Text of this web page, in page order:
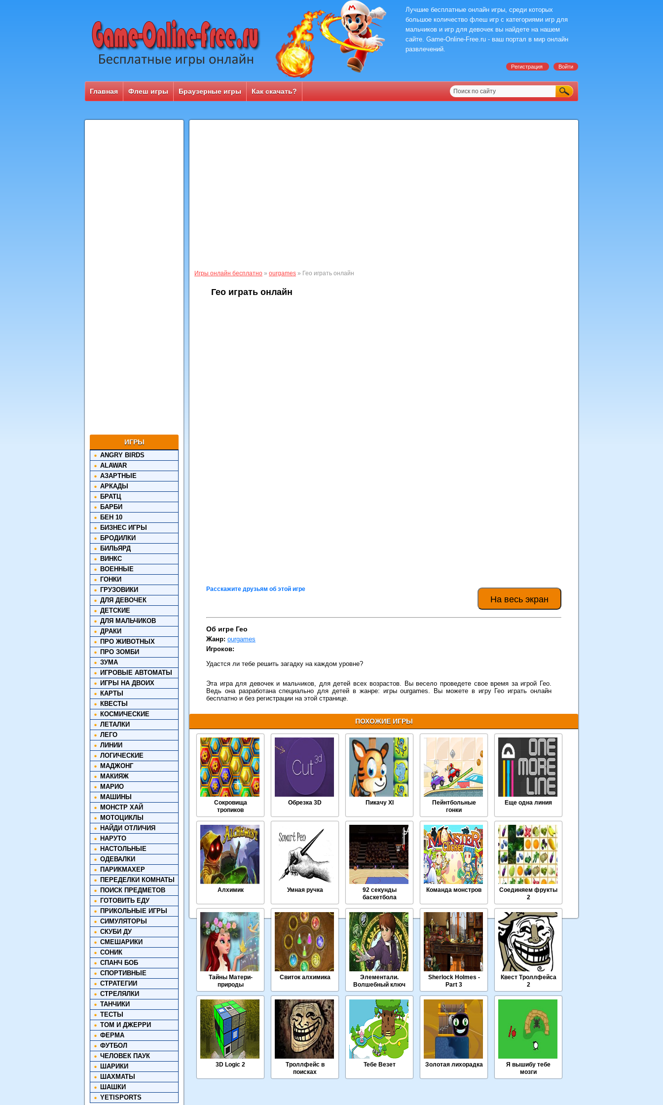
Лучшие бесплатные онлайн игры, среди которых
большое количество флеш игр с категориями игр для
мальчиков и игр для девочек вы найдете на нашем
сайте. Game-Online-Free.ru - ваш портал в мир онлайн
развлечений.
Регистрация Войти
Главная Флеш игры Браузерные игры Как скачать?
ИГРЫ
ANGRY BIRDS
ALAWAR
АЗАРТНЫЕ
АРКАДЫ
БРАТЦ
БАРБИ
БЕН 10
БИЗНЕС ИГРЫ
БРОДИЛКИ
БИЛЬЯРД
ВИНКС
ВОЕННЫЕ
ГОНКИ
ГРУЗОВИКИ
ДЛЯ ДЕВОЧЕК
ДЕТСКИЕ
ДЛЯ МАЛЬЧИКОВ
ДРАКИ
ПРО ЖИВОТНЫХ
ПРО ЗОМБИ
ЗУМА
ИГРОВЫЕ АВТОМАТЫ
ИГРЫ НА ДВОИХ
КАРТЫ
КВЕСТЫ
КОСМИЧЕСКИЕ
ЛЕТАЛКИ
ЛЕГО
ЛИНИИ
ЛОГИЧЕСКИЕ
МАДЖОНГ
МАКИЯЖ
МАРИО
МАШИНЫ
МОНСТР ХАЙ
МОТОЦИКЛЫ
НАЙДИ ОТЛИЧИЯ
НАРУТО
НАСТОЛЬНЫЕ
ОДЕВАЛКИ
ПАРИКМАХЕР
ПЕРЕДЕЛКИ КОМНАТЫ
ПОИСК ПРЕДМЕТОВ
ГОТОВИТЬ ЕДУ
ПРИКОЛЬНЫЕ ИГРЫ
СИМУЛЯТОРЫ
СКУБИ ДУ
СМЕШАРИКИ
СОНИК
СПАНЧ БОБ
СПОРТИВНЫЕ
СТРАТЕГИИ
СТРЕЛЯЛКИ
ТАНЧИКИ
ТЕСТЫ
ТОМ И ДЖЕРРИ
ФЕРМА
ФУТБОЛ
ЧЕЛОВЕК ПАУК
ШАРИКИ
ШАХМАТЫ
ШАШКИ
YETISPORTS
Игры онлайн бесплатно » ourgames » Гео играть онлайн
Гео играть онлайн
Расскажите друзьям об этой игре
На весь экран
Об игре Гео
Жанр: ourgames
Игроков:
Удастся ли тебе решить загадку на каждом уровне?
Эта игра для девочек и мальчиков, для детей всех возрастов. Вы весело проведете свое время за игрой Гео.
Ведь она разработана специально для детей в жанре: игры ourgames. Вы можете в игру Гео играть онлайн
бесплатно и без регистрации на этой странице.
ПОХОЖИЕ ИГРЫ
Сокровища
тропиков
Обрезка 3D Пикачу XI
Пейнтбольные
гонки
Еще одна линия
Алхимик Умная ручка
92 секунды
баскетбола
Команда монстров
Соединяем фрукты
2
Тайны Матери-
природы
Свиток алхимика
Элементали.
Волшебный ключ
Sherlock Holmes -
Part 3
Квест Троллфейса
2
3D Logic 2
Троллфейс в
поисках
приключений 3
Тебе Везет Золотая лихорадка
Я вышибу тебе
мозги